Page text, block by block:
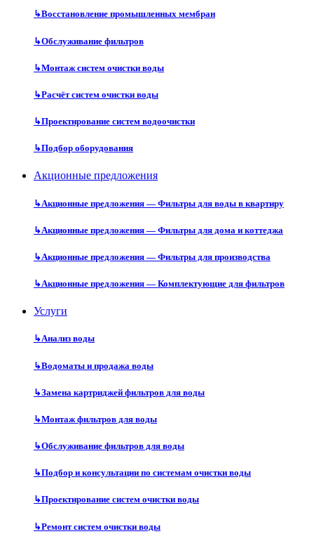
↳Восстановление промышленных мембран
↳Обслуживание фильтров
↳Монтаж систем очистки воды
↳Расчёт систем очистки воды
↳Проектирование систем водоочистки
↳Подбор оборудования
Акционные предложения
↳Акционные предложения — Фильтры для воды в квартиру
↳Акционные предложения — Фильтры для дома и коттеджа
↳Акционные предложения — Фильтры для производства
↳Акционные предложения — Комплектующие для фильтров
Услуги
↳Анализ воды
↳Водоматы и продажа воды
↳Замена картриджей фильтров для воды
↳Монтаж фильтров для воды
↳Обслуживание фильтров для воды
↳Подбор и консультации по системам очистки воды
↳Проектирование систем очистки воды
↳Ремонт систем очистки воды